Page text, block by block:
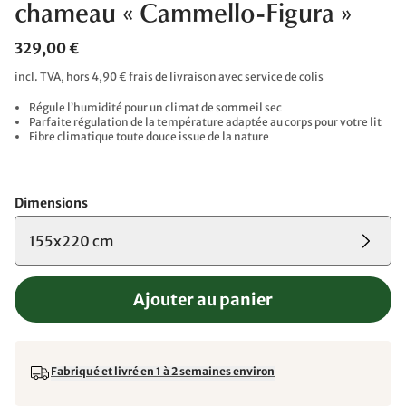
chameau « Cammello-Figura »
329,00 €
incl. TVA, hors 4,90 € frais de livraison avec service de colis
Régule l’humidité pour un climat de sommeil sec
Parfaite régulation de la température adaptée au corps pour votre lit
Fibre climatique toute douce issue de la nature
Dimensions
155x220 cm
Ajouter au panier
Fabriqué et livré en 1 à 2 semaines environ